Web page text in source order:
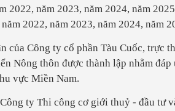
2022, năm 2023, năm 2024, năm
2022, năm 2023, năm 2024, năm
của Công ty cổ phần Tàu Cuốc, trực
Nông thôn được thành lập nhằm đáp
vực Miền Nam.
ty Thi công cơ giới thuỷ - đầu tư